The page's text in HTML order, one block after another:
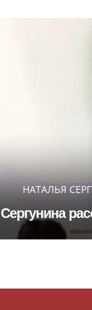
НАТАЛЬЯ
Сергунина